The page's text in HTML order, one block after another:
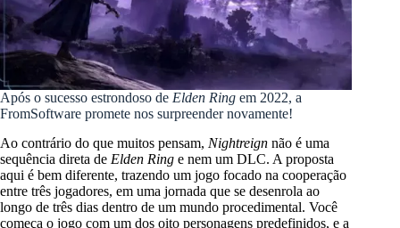
Após o sucesso estrondoso de Elden Ring em 2022, a
FromSoftware promete nos surpreender novamente!
Ao contrário do que muitos pensam, Nightreign não é uma
sequência direta de Elden Ring e nem um DLC. A proposta
aqui é bem diferente, trazendo um jogo focado na cooperação
entre três jogadores, em uma jornada que se desenrola ao
longo de três dias dentro de um mundo procedimental. Você
começa o jogo com um dos oito personagens predefinidos, e a